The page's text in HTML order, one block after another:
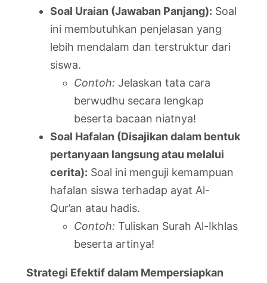
Soal Uraian (Jawaban Panjang): Soal
ini membutuhkan penjelasan yang
lebih mendalam dan terstruktur dari
siswa.
Contoh: Jelaskan tata cara
berwudhu secara lengkap
beserta bacaan niatnya!
Soal Hafalan (Disajikan dalam bentuk
pertanyaan langsung atau melalui
cerita): Soal ini menguji kemampuan
hafalan siswa terhadap ayat Al-
Qur’an atau hadis.
Contoh: Tuliskan Surah Al-Ikhlas
beserta artinya!
Strategi Efektif dalam Mempersiapkan